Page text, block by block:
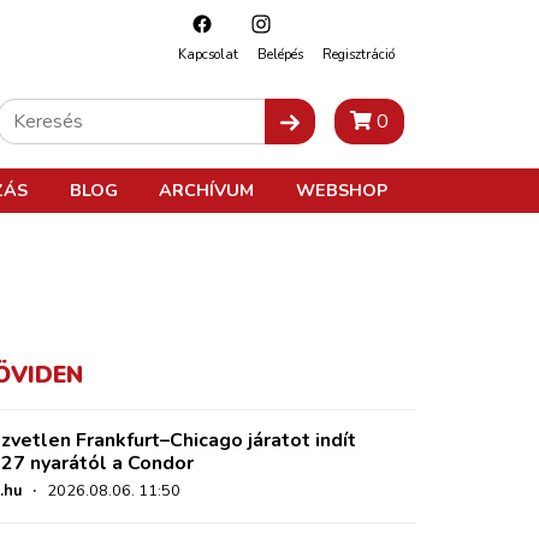
Kapcsolat Belépés Regisztráció
0
BLOG ARCHÍVUM WEBSHOP
Frankfurt–Chicago járatot indít
nyarától a Condor
· 2026.08.06. 11:50